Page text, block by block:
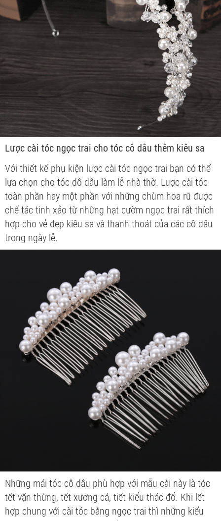
Lược cài tóc ngọc trai cho tóc cô dâu thêm kiêu sa
Với thiết kế phụ kiện lược cài tóc ngọc trai bạn có thể
lựa chọn cho tóc dô dâu làm lễ nhà thờ. Lược cài tóc
toàn phần hay một phần với những chùm hoa rũ được
chế tác tinh xảo từ những hạt cườm ngọc trai rất thích
hợp cho vẻ đẹp kiêu sa và thanh thoát của các cô dâu
trong ngày lễ.
Những mái tóc cô dâu phù hợp với mẫu cài này là tóc
tết vặn thừng, tết xương cá, tiết kiểu thác đổ. Khi lết
hợp chung với cài tóc bằng ngọc trai thì những kiểu